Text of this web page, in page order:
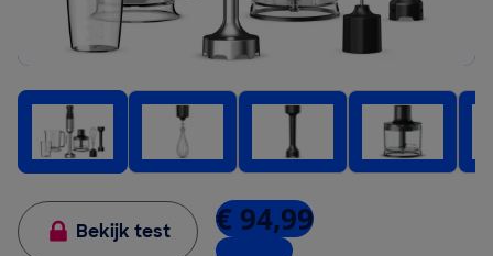
Bekijk test € 94,99
2 winkels